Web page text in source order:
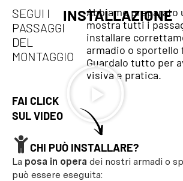
SEGUI I
PASSAGGI
DEL
MONTAGGIO
INSTALLAZIONE
Abbiamo preparato
mostra tutti i
installare
armadio o sportello
Guardalo tutto per
visiva e pratica.
FAI CLICK
SUL VIDEO
CHI PUÒ INSTALLARE?
La posa in opera dei nostri armadi o
può essere eseguita: